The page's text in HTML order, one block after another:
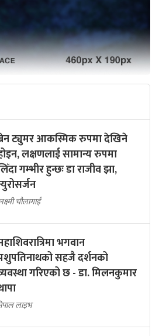
ट्युमर आकस्मिक रुपमा देखिने
लक्षणलाई सामान्य रुपमा
गम्भीर हुन्छः डा राजीव झा,
चौलागाईं
भगवान
सहजै दर्शनको
गरिएको छ - डा. मिलनकुमार
लाइभ